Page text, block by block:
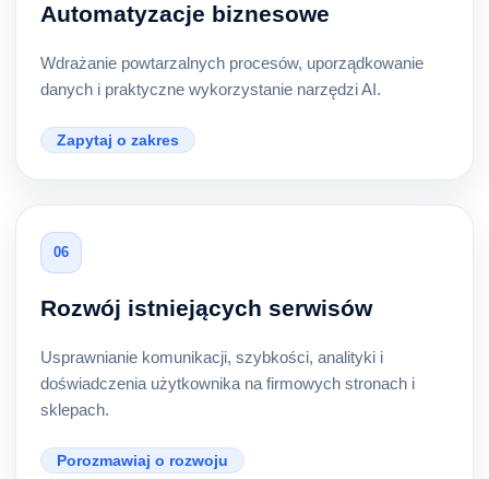
Automatyzacje biznesowe
Wdrażanie powtarzalnych procesów, uporządkowanie
danych i praktyczne wykorzystanie narzędzi AI.
Zapytaj o zakres
06
Rozwój istniejących serwisów
Usprawnianie komunikacji, szybkości, analityki i
doświadczenia użytkownika na firmowych stronach i
sklepach.
Porozmawiaj o rozwoju